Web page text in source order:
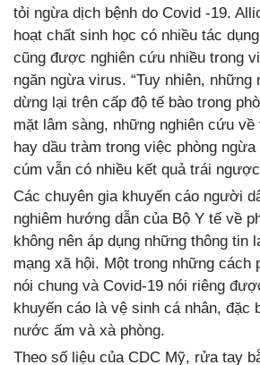
tỏi ngừa dịch bệnh do Covid -19.
hoạt chất sinh học có nhiều tác
cũng được nghiên cứu nhiều trong
ngăn ngừa virus. “Tuy nhiên, những
dừng lại trên cấp độ tế bào trong
mặt lâm sàng, những nghiên cứu
hay dầu tràm trong việc phòng
cúm vẫn có nhiều kết quả trái
Các chuyên gia khuyến cáo người
nghiêm hướng dẫn của Bộ Y tế về
không nên áp dụng những thông tin
mạng xã hội. Một trong những cách
nói chung và Covid-19 nói riêng
khuyến cáo là vệ sinh cá nhân, đặc
nước ấm và xà phòng.
Theo số liệu của CDC Mỹ, rửa tay